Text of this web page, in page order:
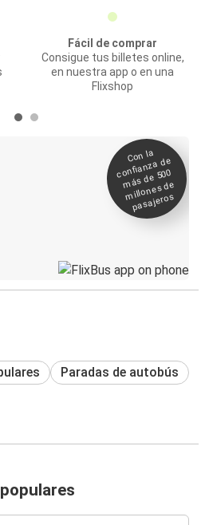
Fácil de comprar
Consigue tus billetes online,
en nuestra app o en una
Flixshop
Con la
confianza de
más de 500
millones de
pasajeros
Paradas de autobús